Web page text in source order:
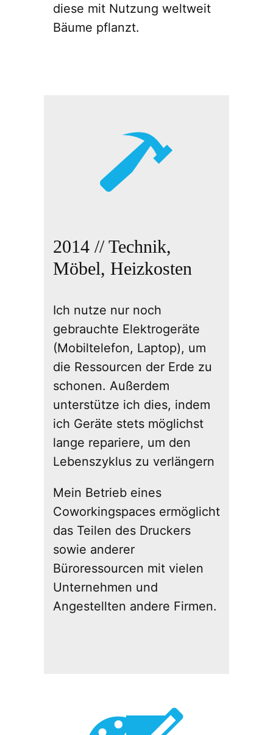
diese mit Nutzung weltweit
Bäume pflanzt.
2014 // Technik,
Möbel, Heizkosten
Ich nutze nur noch
gebrauchte Elektrogeräte
(Mobiltelefon, Laptop), um
die Ressourcen der Erde zu
schonen. Außerdem
unterstütze ich dies, indem
ich Geräte stets möglichst
lange repariere, um den
Lebenszyklus zu verlängern
Mein Betrieb eines
Coworkingspaces ermöglicht
das Teilen des Druckers
sowie anderer
Büroressourcen mit vielen
Unternehmen und
Angestellten andere Firmen.